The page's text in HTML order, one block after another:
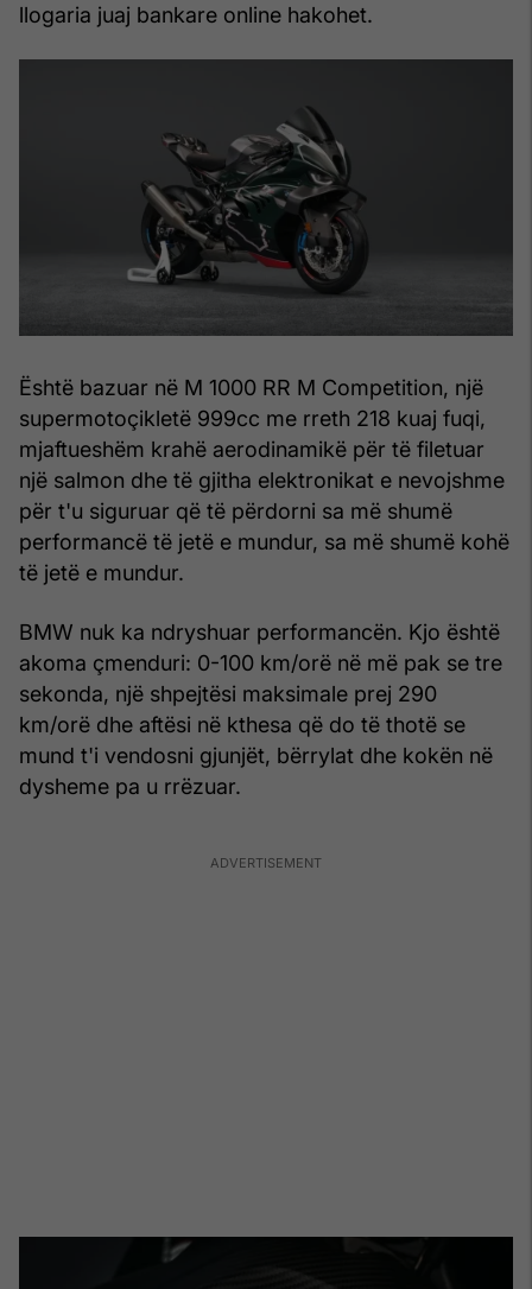
llogaria juaj bankare online hakohet.
Është bazuar në M 1000 RR M Competition, një
supermotoçikletë 999cc me rreth 218 kuaj fuqi,
mjaftueshëm krahë aerodinamikë për të filetuar
një salmon dhe të gjitha elektronikat e nevojshme
për t'u siguruar që të përdorni sa më shumë
performancë të jetë e mundur, sa më shumë kohë
të jetë e mundur.
BMW nuk ka ndryshuar performancën. Kjo është
akoma çmenduri: 0-100 km/orë në më pak se tre
sekonda, një shpejtësi maksimale prej 290
km/orë dhe aftësi në kthesa që do të thotë se
mund t'i vendosni gjunjët, bërrylat dhe kokën në
dysheme pa u rrëzuar.